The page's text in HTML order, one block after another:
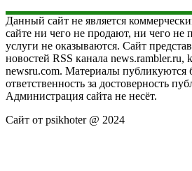
Данный сайт не является
сайте ни чего не продают, ни чего не
услуги не оказываются. Сайт
новостей RSS канала news.rambler.ru,
newsru.com. Материалы публикуются
ответственность за достоверность
Администрация сайта не несёт.
Сайт от psikhoter @ 2024